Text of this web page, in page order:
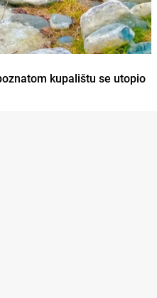
kupalištu se utopio